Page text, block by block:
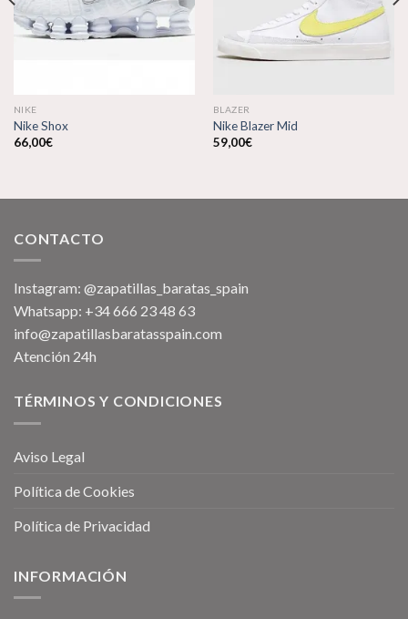
NIKE
Nike Shox
66,00€
BLAZER
Nike Blazer Mid
59,00€
CONTACTO
Instagram: @zapatillas_baratas_spain
Whatsapp: +34 666 23 48 63
info@zapatillasbaratasspain.com
Atención 24h
TÉRMINOS Y CONDICIONES
Aviso Legal
Política de Cookies
Política de Privacidad
INFORMACIÓN